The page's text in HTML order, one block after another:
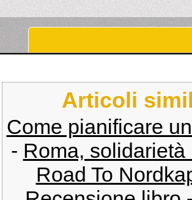
Articoli
Come pianificare
- Roma,
Road To